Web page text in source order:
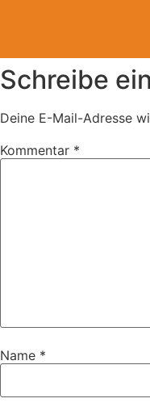
Schreibe
Deine E-Mail-Adresse
Kommentar *
Name *